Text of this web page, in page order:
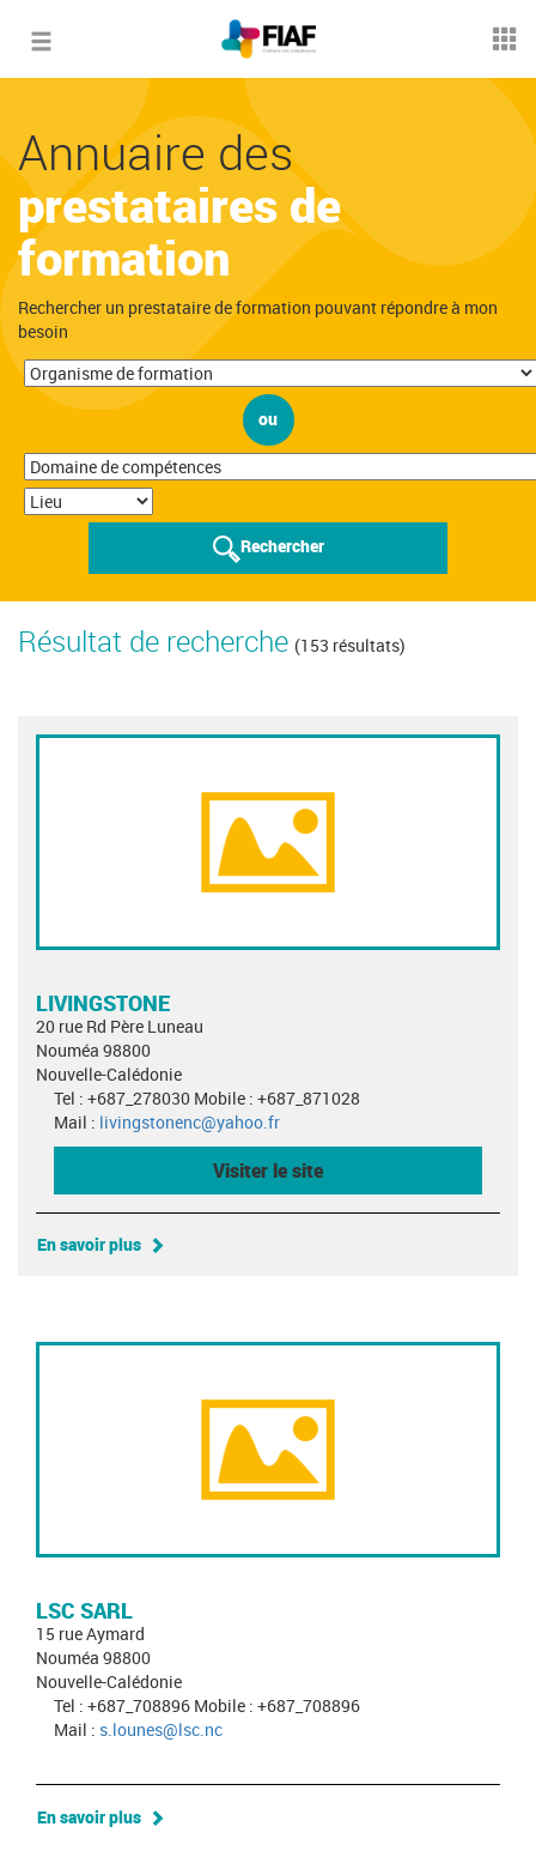
Toggle
Annuaire des
prestataires de
formation
Rechercher un prestataire de formation pouvant répondre à mon
besoin
ou
Rechercher
Résultat de recherche (153 résultats)
LIVINGSTONE
20 rue Rd Père Luneau
Nouméa 98800
Nouvelle-Calédonie
Tel : +687_278030 Mobile : +687_871028
Mail : livingstonenc@yahoo.fr
Visiter le site
En savoir plus
LSC SARL
15 rue Aymard
Nouméa 98800
Nouvelle-Calédonie
Tel : +687_708896 Mobile : +687_708896
Mail : s.lounes@lsc.nc
En savoir plus